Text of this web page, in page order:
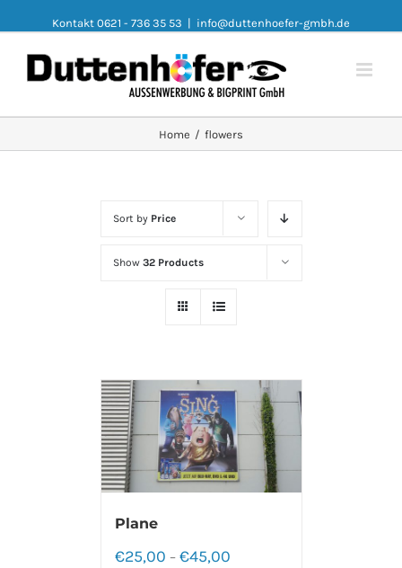
Kontakt 0621 - 736 35 53 | info@duttenhoefer-gmbh.de
Home / flowers
Sort by Price
Show 32 Products
Plane
€25,00 – €45,00